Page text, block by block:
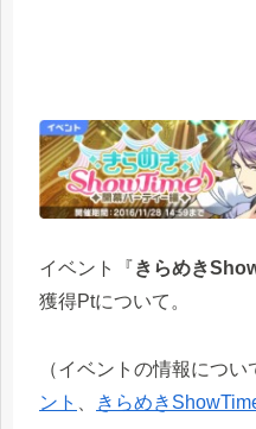
イベント『きらめき
獲得Ptについて。
（イベントの情報につ
ント
きらめき